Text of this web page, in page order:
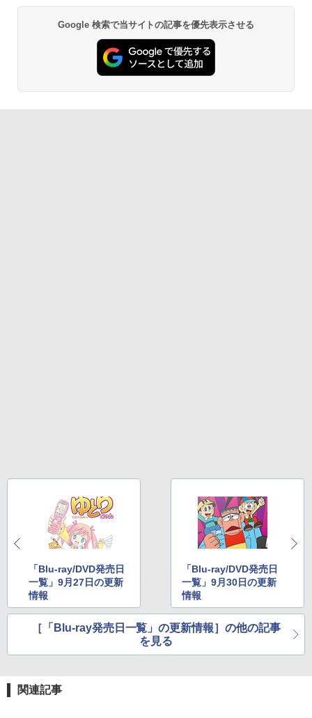
Google 検索で当サイトの記事を優先表示させる
「Blu-ray/DVD発売日
一覧」9月27日の更新
情報
「Blu-ray/DVD発売日
一覧」9月30日の更新
情報
［「Blu-ray発売日一覧」の更新情報］の他の記事
を見る
関連記事